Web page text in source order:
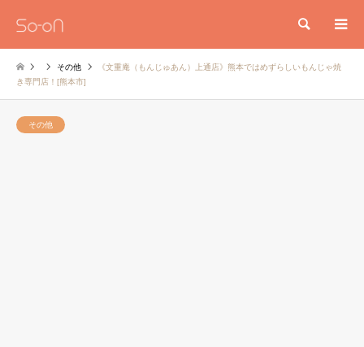
検索
その他
《文重庵（もんじゅあん）上通店》熊本ではめずらしいもんじゃ焼
き専門店！[熊本市]
その他